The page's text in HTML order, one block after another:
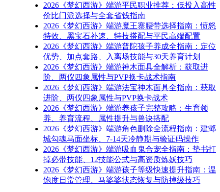
2026《梦幻西游》端游平民职业推荐：低投入高性
价比门派选择与全套省钱指南
2026《梦幻西游》端游魔王寨腰带选择指南：愤怒
特效、黑宝石补速、特技搭配与平民高端配置
2026《梦幻西游》端游普陀孩子养成全指南：定位
优势、加点套路、入离场技能与30天养育计划
2026《梦幻西游》端游神木面具全解析：获取进
阶、两仪四象属性与PVP换卡战术指南
2026《梦幻西游》端游法宝神木面具全指南：获取
进阶、两仪四象属性与PVP换卡战术
2026《梦幻西游》端游养孩子完整攻略：生育领
养、养育流程、属性提升与兽诀搭配
2026《梦幻西游》端游角色删除全流程指南：建邺
城勾魂马面坐标、7-14天冷静期与验证码操作
2026《梦幻西游》端游吸血鬼合宠全指南：垫书打
掉必带技能、12技能公式与高资质炼妖技巧
2026《梦幻西游》端游孩子等级快速提升指南：温
饱度日常管理、马婆婆状态恢复与防掉级技巧